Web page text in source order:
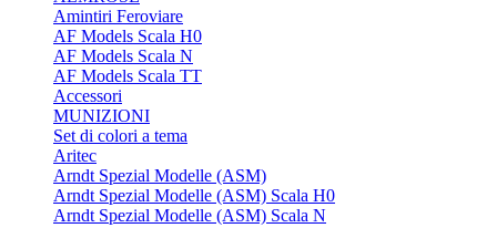
Amintiri Feroviare
AF Models Scala H0
AF Models Scala N
AF Models Scala TT
Accessori
MUNIZIONI
Set di colori a tema
Aritec
Arndt Spezial Modelle (ASM)
Arndt Spezial Modelle (ASM) Scala H0
Arndt Spezial Modelle (ASM) Scala N